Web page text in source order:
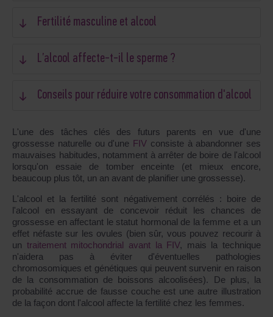
Fertilité masculine et alcool
L’alcool affecte-t-il le sperme ?
Conseils pour réduire votre consommation d'alcool
L'une des tâches clés des futurs parents en vue d'une
grossesse naturelle ou d'une FIV consiste à abandonner ses
mauvaises habitudes, notamment à arrêter de boire de l'alcool
lorsqu'on essaie de tomber enceinte (et mieux encore,
beaucoup plus tôt, un an avant de planifier une grossesse).
L'alcool et la fertilité sont négativement corrélés : boire de
l'alcool en essayant de concevoir réduit les chances de
grossesse en affectant le statut hormonal de la femme et a un
effet néfaste sur les ovules (bien sûr, vous pouvez recourir à
un traitement mitochondrial avant la FIV, mais la technique
n'aidera pas à éviter d'éventuelles pathologies
chromosomiques et génétiques qui peuvent survenir en raison
de la consommation de boissons alcoolisées). De plus, la
probabilité accrue de fausse couche est une autre illustration
de la façon dont l'alcool affecte la fertilité chez les femmes.